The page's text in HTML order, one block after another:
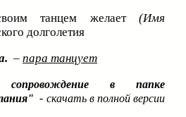
танцем желает (Имя
долголетия
– пара танцует
сопровождение в папке
- скачать в полной версии